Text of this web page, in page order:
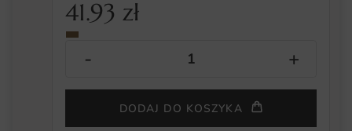
41.93zł
DODAJ DO KOSZYKA